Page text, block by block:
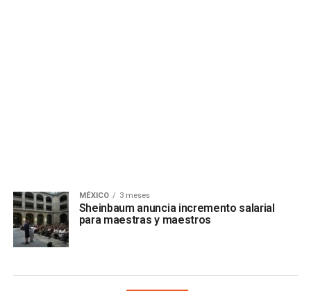
MÉXICO 3 meses
Sheinbaum anuncia incremento salarial
para maestras y maestros